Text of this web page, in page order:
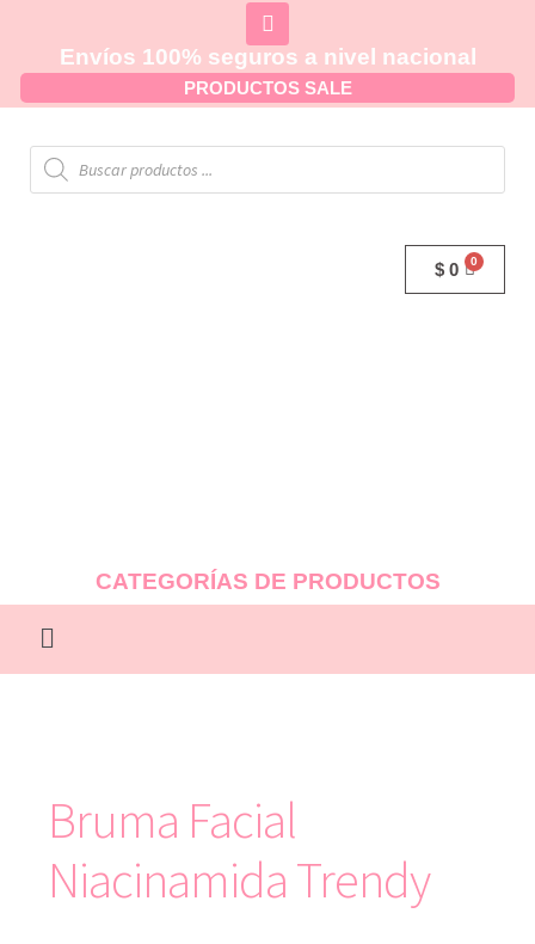
Envíos 100% seguros a nivel nacional
PRODUCTOS SALE
$ 0
CATEGORÍAS DE PRODUCTOS
Bruma Facial
Niacinamida Trendy